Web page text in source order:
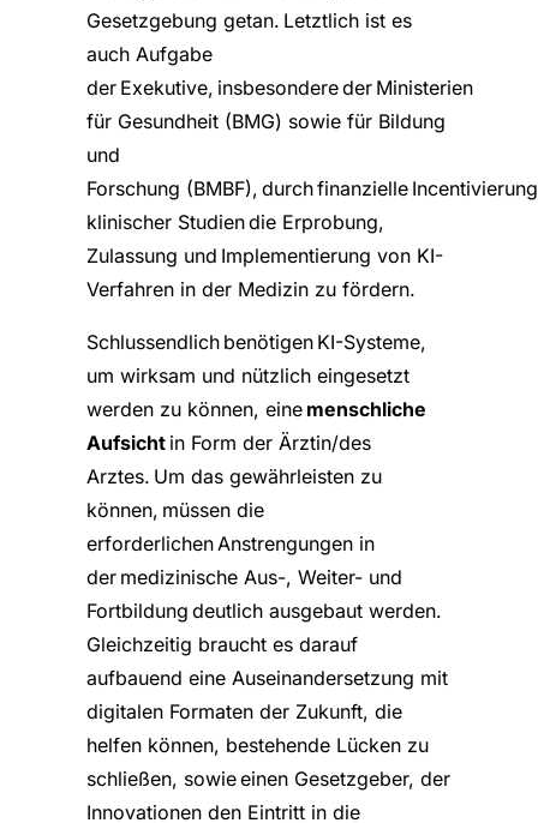
Gesetzgebung getan. Letztlich ist es
auch Aufgabe
der Exekutive, insbesondere der Ministerien
für Gesundheit (BMG) sowie für Bildung
und
Forschung (BMBF), durch finanzielle Incentivierung
klinischer Studien die Erprobung,
Zulassung und Implementierung von KI-
Verfahren in der Medizin zu fördern.
Schlussendlich benötigen KI-Systeme,
um wirksam und nützlich eingesetzt
werden zu können, eine menschliche
Aufsicht in Form der Ärztin/des
Arztes. Um das gewährleisten zu
können, müssen die
erforderlichen Anstrengungen in
der medizinische Aus-, Weiter- und
Fortbildung deutlich ausgebaut werden.
Gleichzeitig braucht es darauf
aufbauend eine Auseinandersetzung mit
digitalen Formaten der Zukunft, die
helfen können, bestehende Lücken zu
schließen, sowie einen Gesetzgeber, der
Innovationen den Eintritt in die